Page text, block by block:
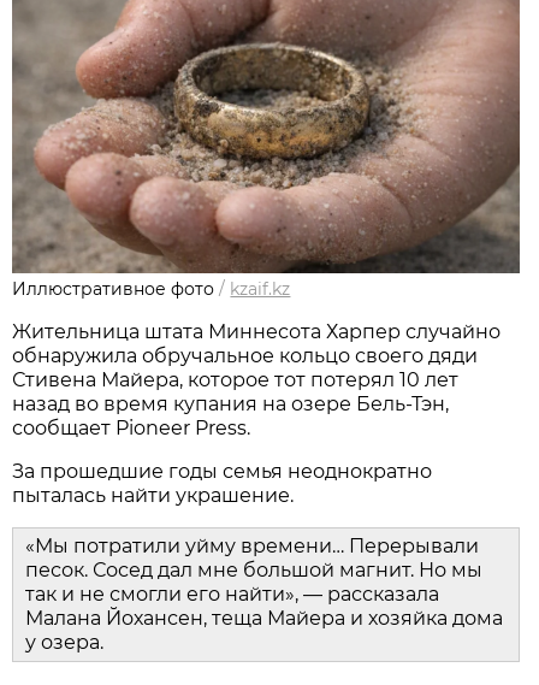
Иллюстративное фото / kzaif.kz
Жительница штата Миннесота Харпер случайно
обнаружила обручальное кольцо своего дяди
Стивена Майера, которое тот потерял 10 лет
назад во время купания на озере Бель-Тэн,
сообщает Pioneer Press.
За прошедшие годы семья неоднократно
пыталась найти украшение.
«Мы потратили уйму времени… Перерывали
песок. Сосед дал мне большой магнит. Но мы
так и не смогли его найти», — рассказала
Малана Йохансен, теща Майера и хозяйка дома
у озера.